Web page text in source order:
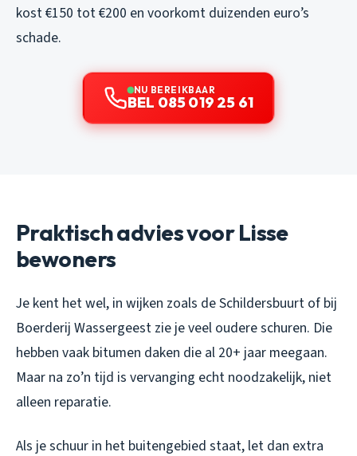
kost €150 tot €200 en voorkomt duizenden euro’s
schade.
NU BEREIKBAAR
BEL 085 019 25 61
Praktisch advies voor Lisse
bewoners
Je kent het wel, in wijken zoals de Schildersbuurt of bij
Boerderij Wassergeest zie je veel oudere schuren. Die
hebben vaak bitumen daken die al 20+ jaar meegaan.
Maar na zo’n tijd is vervanging echt noodzakelijk, niet
alleen reparatie.
Als je schuur in het buitengebied staat, let dan extra